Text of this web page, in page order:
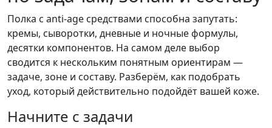
Полка с anti-age средствами способна запутать:
кремы, сыворотки, дневные и ночные формулы,
десятки компонентов. На самом деле выбор
сводится к нескольким понятным ориентирам —
задаче, зоне и составу. Разберём, как подобрать
уход, который действительно подойдёт вашей коже.
Начните с задачи